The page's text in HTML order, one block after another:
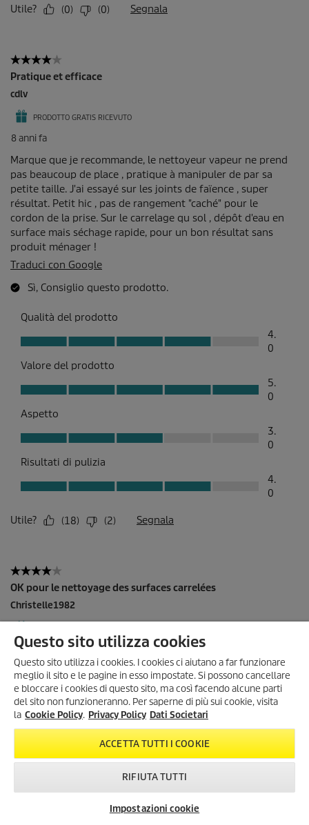
SONO ARRIVATI I SUMMER
DAYS!
Scopri tutte leofferte esclusive,
consconti fino al 35%!
FAQ
Questo sito utilizza cookies
Questo sito utilizza i cookies. I cookies ci aiutano a far funzionare
meglio il sito e le pagine in esso impostate. Si possono cancellare
e bloccare i cookies di questo sito, ma così facendo alcune parti
del sito non funzioneranno. Per saperne di più sui cookie, visita
la Cookie Policy. Privacy Policy Dati Societari
ACCETTA TUTTI I COOKIE
RIFIUTA TUTTI
Impostazioni cookie